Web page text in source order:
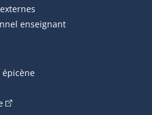
enseignant
(Cet hyperlien externe s'ouvrira